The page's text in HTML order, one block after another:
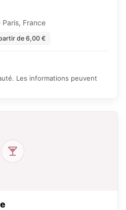
France
de 6,00 €
Les informations peuvent